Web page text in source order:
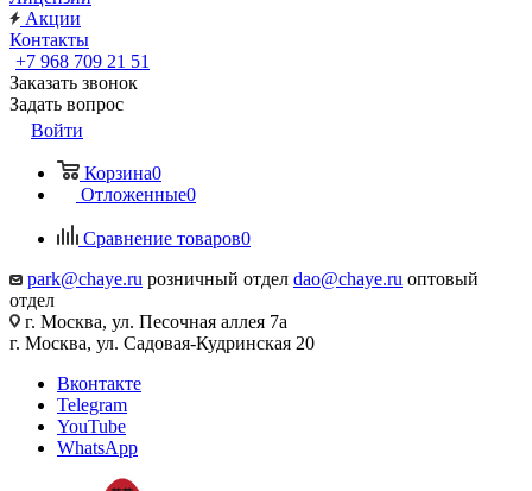
Акции
Контакты
+7 968 709 21 51
Заказать звонок
Задать вопрос
Войти
Корзина0
Отложенные0
Сравнение товаров0
park@chaye.ru розничный отдел dao@chaye.ru оптовый
отдел
г. Москва, ул. Песочная аллея 7а
г. Москва, ул. Садовая-Кудринская 20
Вконтакте
Telegram
YouTube
WhatsApp